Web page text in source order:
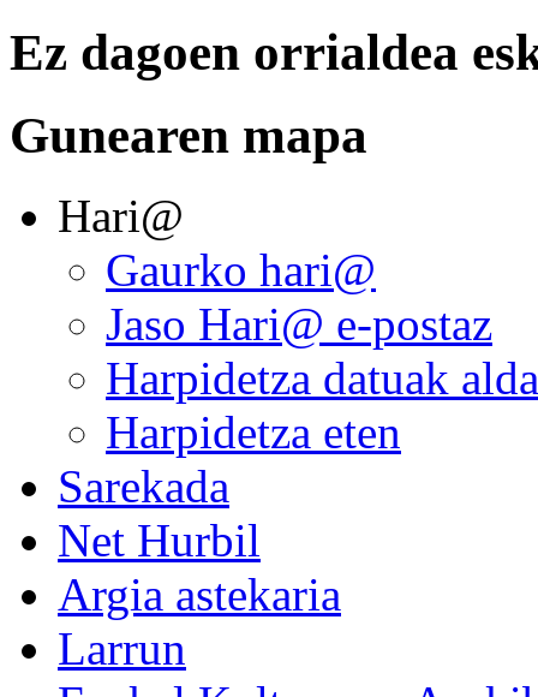
Ez dagoen orrialdea
Gunearen mapa
Hari@
Gaurko hari@
Jaso Hari@ e-postaz
Harpidetza datuak
Harpidetza eten
Sarekada
Net Hurbil
Argia astekaria
Larrun